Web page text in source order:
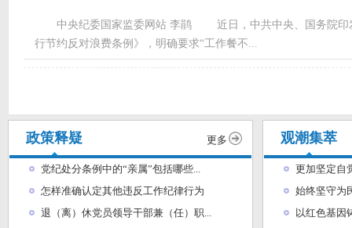
中央纪委国家监委网站 李鹃 近日，中共中央、国务院印
行节约反对浪费条例》，明确要求“工作餐不...
政策释疑 更多
党纪处分条例中的“亲属”包括哪些...
怎样准确认定其他违反工作纪律行为
退（离）休党员领导干部兼（任）职...
观潮集萃
更加坚定自
始终坚守为
以红色基因